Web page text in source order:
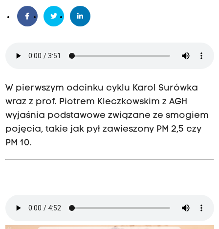
W pierwszym odcinku cyklu Karol Surówka
wraz z prof. Piotrem Kleczkowskim z AGH
wyjaśnia podstawowe związane ze smogiem
pojęcia, takie jak pył zawieszony PM 2,5 czy
PM 10.